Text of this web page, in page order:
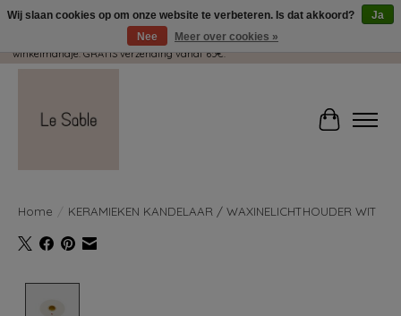
Wij pakken met plezier jouw kadootjes GRATIS in! Duid dit zeker aan in je
winkelmandje. GRATIS verzending vanaf 65€.
Home KERAMIEKEN KANDELAAR / WAXINELICHTHOUDER WIT
Wij slaan cookies op om onze website te verbeteren. Is dat akkoord?
Ja
Nee
Meer over cookies »